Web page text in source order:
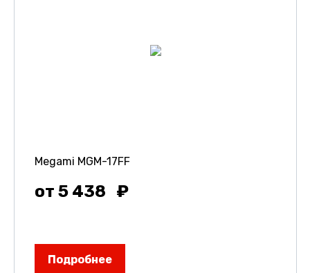
Megami MGM-17FF
от 5 438
Подробнее